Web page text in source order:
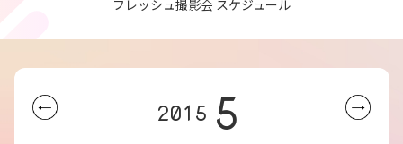
フレッシュ撮影会 スケジュール
2015 5